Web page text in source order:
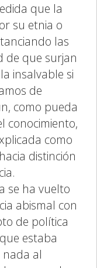
que la
su etnia o
las
de que surjan
insalvable si
de
como pueda
conocimiento,
como
distinción
se ha vuelto
abismal con
de política
estaba
al